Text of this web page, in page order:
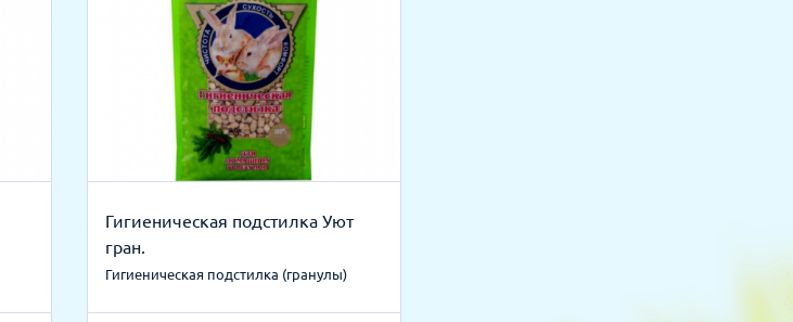
Гигиеническая подстилка Уют
гран.
Гигиеническая подстилка (гранулы)